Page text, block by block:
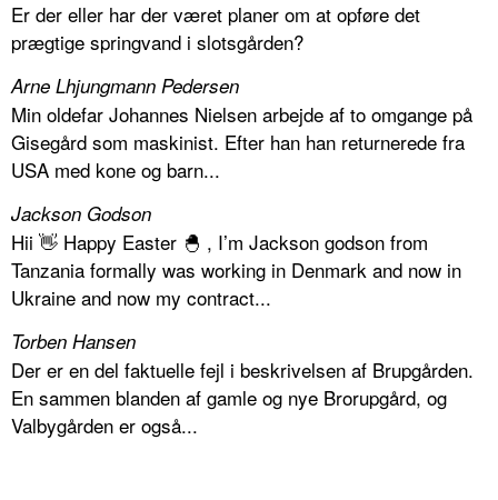
Er der eller har der været planer om at opføre det
prægtige springvand i slotsgården?
Arne Lhjungmann Pedersen
Min oldefar Johannes Nielsen arbejde af to omgange på
Gisegård som maskinist. Efter han han returnerede fra
USA med kone og barn...
Jackson Godson
Hii 👋 Happy Easter 🐣 , I’m Jackson godson from
Tanzania formally was working in Denmark and now in
Ukraine and now my contract...
Torben Hansen
Der er en del faktuelle fejl i beskrivelsen af Brupgården.
En sammen blanden af gamle og nye Brorupgård, og
Valbygården er også...